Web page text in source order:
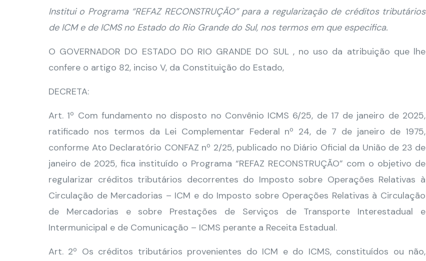
Institui o Programa “REFAZ RECONSTRUÇÃO” para a regularização de créditos tributários
de ICM e de ICMS no Estado do Rio Grande do Sul, nos termos em que especifica.
O GOVERNADOR DO ESTADO DO RIO GRANDE DO SUL , no uso da atribuição que lhe
confere o artigo 82, inciso V, da Constituição do Estado,
DECRETA:
Art. 1º Com fundamento no disposto no Convênio ICMS 6/25, de 17 de janeiro de 2025,
ratificado nos termos da Lei Complementar Federal nº 24, de 7 de janeiro de 1975,
conforme Ato Declaratório CONFAZ nº 2/25, publicado no Diário Oficial da União de 23 de
janeiro de 2025, fica instituído o Programa “REFAZ RECONSTRUÇÃO” com o objetivo de
regularizar créditos tributários decorrentes do Imposto sobre Operações Relativas à
Circulação de Mercadorias – ICM e do Imposto sobre Operações Relativas à Circulação
de Mercadorias e sobre Prestações de Serviços de Transporte Interestadual e
Intermunicipal e de Comunicação – ICMS perante a Receita Estadual.
Art. 2º Os créditos tributários provenientes do ICM e do ICMS, constituídos ou não,